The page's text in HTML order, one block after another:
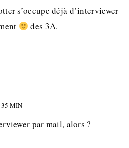
s’occupe déjà d’interviewer
des 3A.
MIN
par mail, alors ?